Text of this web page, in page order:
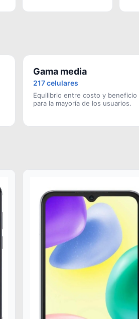
Gama media
217 celulares
Equilibrio entre costo y beneficio
para la mayoría de los usuarios.